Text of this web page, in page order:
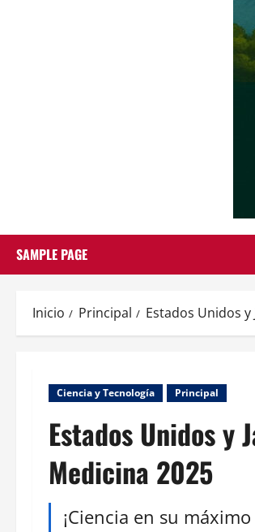
SAMPLE PAGE
Inicio Principal Estados Unidos
Ciencia y Tecnología Principal
Estados Unidos y
Medicina 2025
¡Ciencia en su